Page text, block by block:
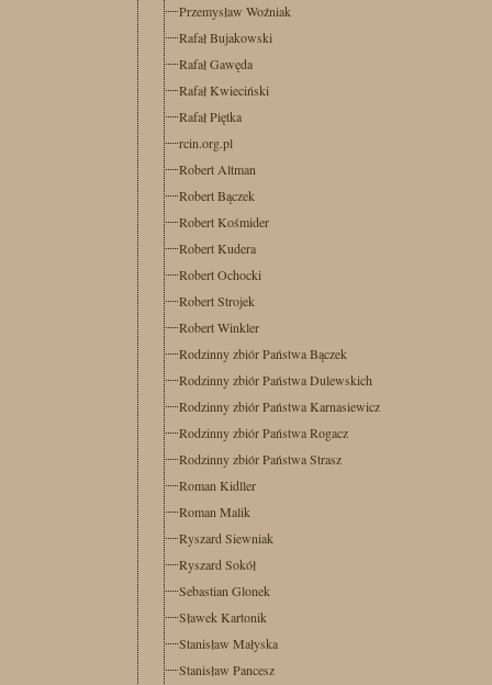
Przemysław Woźniak
Rafał Bujakowski
Rafał Gawęda
Rafał Kwieciński
Rafał Piętka
rcin.org.pl
Robert Altman
Robert Bączek
Robert Kośmider
Robert Kudera
Robert Ochocki
Robert Strojek
Robert Winkler
Rodzinny zbiór Państwa Bączek
Rodzinny zbiór Państwa Dulewskich
Rodzinny zbiór Państwa Karnasiewicz
Rodzinny zbiór Państwa Rogacz
Rodzinny zbiór Państwa Strasz
Roman Kidller
Roman Malik
Ryszard Siewniak
Ryszard Sokół
Sebastian Glonek
Sławek Kartonik
Stanisław Małyska
Stanisław Pancesz